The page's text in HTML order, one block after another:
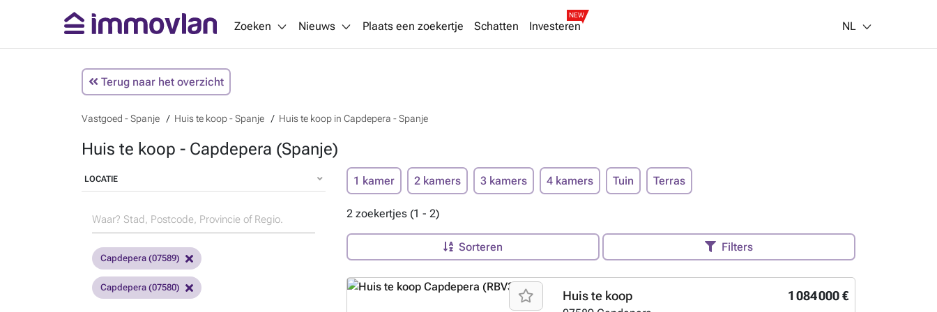
Zoeken Nieuws Plaats een zoekertje Schatten Investeren
NEW
NL
Terug naar het overzicht
Vastgoed - Spanje Huis te koop - Spanje Huis te koop in Capdepera - Spanje
Huis te koop - Capdepera (Spanje)
LOCATIE
Capdepera (07589)
Capdepera (07580)
1 kamer 2 kamers 3 kamers 4 kamers Tuin Terras
2 zoekertjes (1 - 2)
Sorteren Filters
1 084 000 €
Huis te koop